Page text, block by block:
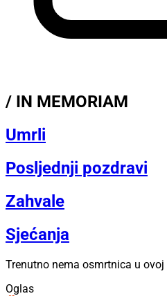
/ IN MEMORIAM
Umrli
Posljednji pozdravi
Zahvale
Sjećanja
Trenutno nema osmrtnica u
Oglas